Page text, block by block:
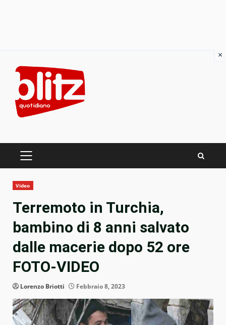
content
PRIMARY
Video
Terremoto in Turchia,
bambino di 8 anni salvato
dalle macerie dopo 52 ore
FOTO-VIDEO
Lorenzo Briotti Febbraio 8, 2023
×